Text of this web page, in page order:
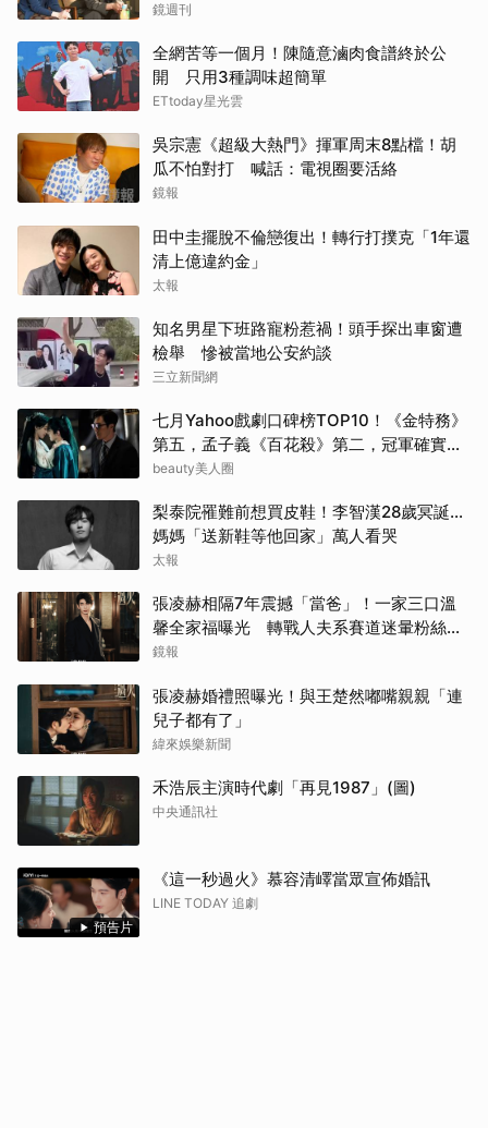
鏡週刊
全網苦等一個月！陳隨意滷肉食譜終於公
開 只用3種調味超簡單
ETtoday星光雲
吳宗憲《超級大熱門》揮軍周末8點檔！胡
瓜不怕對打 喊話：電視圈要活絡
鏡報
田中圭擺脫不倫戀復出！轉行打撲克「1年還
清上億違約金」
太報
知名男星下班路寵粉惹禍！頭手探出車窗遭
檢舉 慘被當地公安約談
三立新聞網
七月Yahoo戲劇口碑榜TOP10！《金特務》
第五，孟子義《百花殺》第二，冠軍確實
紅！
beauty美人圈
梨泰院罹難前想買皮鞋！李智漢28歲冥誕…
媽媽「送新鞋等他回家」萬人看哭
太報
張凌赫相隔7年震撼「當爸」！一家三口溫
馨全家福曝光 轉戰人夫系賽道迷暈粉絲嗨
喊：直接結婚
鏡報
張凌赫婚禮照曝光！與王楚然嘟嘴親親「連
兒子都有了」
緯來娛樂新聞
禾浩辰主演時代劇「再見1987」(圖)
中央通訊社
預告片
《這一秒過火》慕容清嶧當眾宣佈婚訊
LINE TODAY 追劇